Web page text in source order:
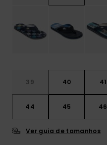
39 40 41
44 45 46
Ver guia de tamanhos